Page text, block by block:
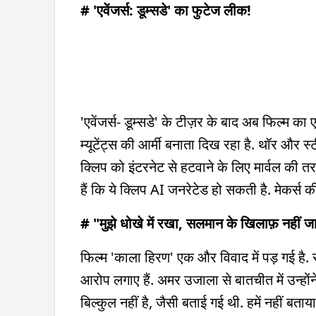
# 'एवेंजर्स: डूम्सडे' का फुटेज लीक!
'एवेंजर्स- डूम्सडे' के टीज़र के बाद अब फिल्म
म्यूटेंट्स की आर्मी बनाता दिख रहा है. थॉर और
क्लिप को इंटरनेट से हटवाने के लिए मार्वल की
हैं कि ये क्लिप AI जनरेटेड हो सकती है. मेकर्स
# "मुझे धोखे में रखा, सलमान के खिलाफ़ नहीं
फिल्म 'काला हिरण' एक और विवाद में पड़ गई है.
आरोप लगाए हैं. अमर उजाला से बातचीत में
बिल्कुल नहीं है, जैसी बताई गई थी. हमें नहीं